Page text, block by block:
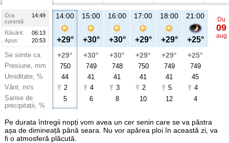
Ora
14:49
curentă
Răsărit:
06:13
Apus:
20:53
Se simte ca
Presiune, mm
Umiditate, %
Vânt, m/s
Șanse de
precipitații, %
14:00
+29°
+29°
750
44
2
5
15:00
+30°
+30°
749
41
4
6
16:00
+30°
+30°
748
41
3
8
17:00
+29°
+29°
750
41
2
10
18:00
+29°
+29°
749
41
5
12
21:00
+25°
+25°
749
45
4
4
Du
09
aug
Pe durata întregii nopți vom avea un cer senin care se va păstra
așa de dimineață până seara. Nu vor apărea ploi în această zi, va
fi o atmosferă plăcută.